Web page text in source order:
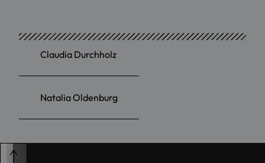
Claudia Durchholz
Natalia Oldenburg